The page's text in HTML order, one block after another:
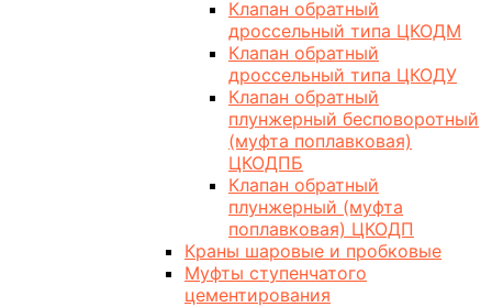
Клапан обратный
дроссельный типа ЦКОДМ
Клапан обратный
дроссельный типа ЦКОДУ
Клапан обратный
плунжерный бесповоротный
(муфта поплавковая)
ЦКОДПБ
Клапан обратный
плунжерный (муфта
поплавковая) ЦКОДП
Краны шаровые и пробковые
Муфты ступенчатого
цементирования